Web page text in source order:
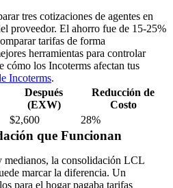
tres cotizaciones de agentes en
proveedor. El ahorro fue de 15-25%
tarifas de forma
herramientas para controlar
cómo los Incoterms afectan tus
Incoterms.
Después
(EXW)
Reducción de
Costo
$2,600 28%
que Funcionan
medianos, la consolidación LCL
marcar la diferencia. Un
para el hogar pagaba tarifas